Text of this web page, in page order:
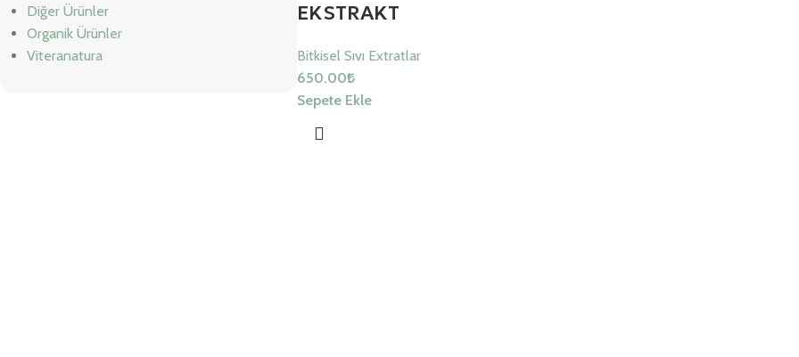
Diğer Ürünler
Organik Ürünler
Viteranatura
EKSTRAKT
Bitkisel Sıvı Extratlar
650.00₺
Sepete Ekle